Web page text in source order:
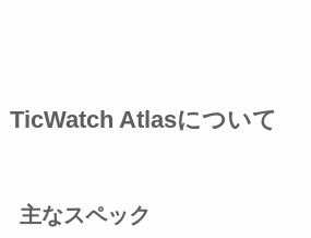
TicWatch Atlasについて
主なスペック